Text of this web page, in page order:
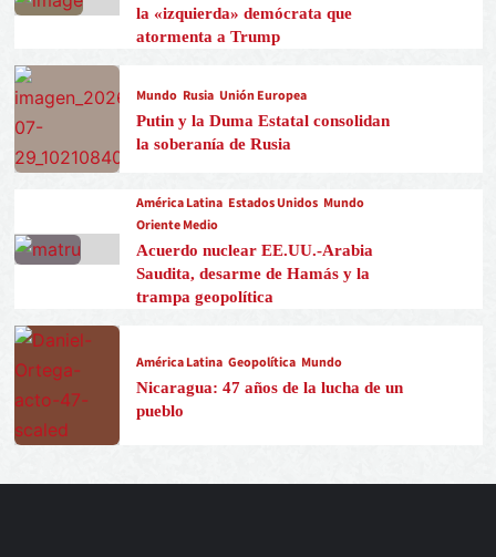
la «izquierda» demócrata que
atormenta a Trump
Mundo Rusia Unión Europea
Putin y la Duma Estatal consolidan
la soberanía de Rusia
América Latina Estados Unidos Mundo
Oriente Medio
Acuerdo nuclear EE.UU.-Arabia
Saudita, desarme de Hamás y la
trampa geopolítica
América Latina Geopolítica Mundo
Nicaragua: 47 años de la lucha de un
pueblo